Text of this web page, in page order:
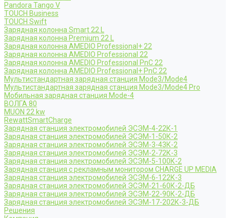
Pandora Tango V
TOUCH Business
TOUCH Swift
Зарядная колонна Smart 22 L
Зарядная колонна Premium 22 L
Зарядная колонна AMEDIO Professional+ 22
Зарядная колонна AMEDIO Professional 22
Зарядная колонна AMEDIO Professional PnC 22
Зарядная колонна AMEDIO Professional+ PnC 22
Мультистандартная зарядная станция Mode3/Mode4
Мультистандартная зарядная станция Mode3/Mode4 Pro
Мобильная зарядная станция Mode-4
ВОЛГА 80
MUON 22 kw
RewattSmartCharge
Зарядная станция электромобилей ЭСЭМ-4-22К-1
Зарядная станция электромобилей ЭСЭМ-1-50К-2
Зарядная станция электромобилей ЭСЭМ-3-43К-2
Зарядная станция электромобилей ЭСЭМ-2-72К-3
Зарядная станция электромобилей ЭСЭМ-5-100К-2
Зарядная станция с рекламным монитором CHARGE UP MEDIA
Зарядная станция электромобилей ЭСЭМ-6-122К-3
Зарядная станция электромобилей ЭСЭМ-21-60К-2-ДБ
Зарядная станция электромобилей ЭСЭМ-22-90К-2-ДБ
Зарядная станция электромобилей ЭСЭМ-17-202К-3-ДБ
Решения